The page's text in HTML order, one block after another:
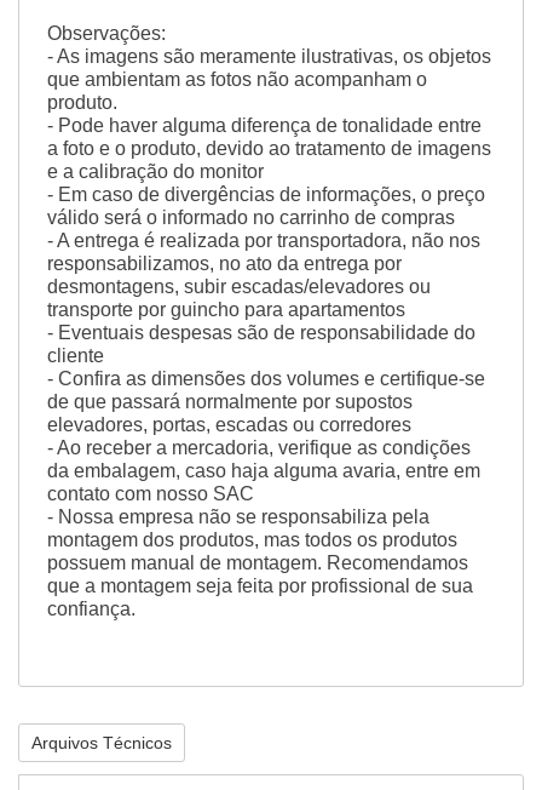
Observações:
- As imagens são meramente ilustrativas, os objetos
que ambientam as fotos não acompanham o
produto.
- Pode haver alguma diferença de tonalidade entre
a foto e o produto, devido ao tratamento de imagens
e a calibração do monitor
- Em caso de divergências de informações, o preço
válido será o informado no carrinho de compras
- A entrega é realizada por transportadora, não nos
responsabilizamos, no ato da entrega por
desmontagens, subir escadas/elevadores ou
transporte por guincho para apartamentos
- Eventuais despesas são de responsabilidade do
cliente
- Confira as dimensões dos volumes e certifique-se
de que passará normalmente por supostos
elevadores, portas, escadas ou corredores
- Ao receber a mercadoria, verifique as condições
da embalagem, caso haja alguma avaria, entre em
contato com nosso SAC
- Nossa empresa não se responsabiliza pela
montagem dos produtos, mas todos os produtos
possuem manual de montagem. Recomendamos
que a montagem seja feita por profissional de sua
confiança.
Arquivos Técnicos